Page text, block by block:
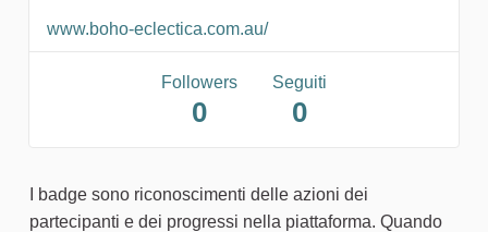
www.boho-eclectica.com.au/
Followers
0
Seguiti
0
I badge sono riconoscimenti delle azioni dei
partecipanti e dei progressi nella piattaforma. Quando